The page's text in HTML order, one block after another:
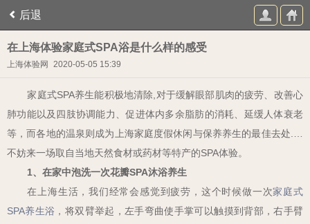
后退
在上海体验家庭式SPA浴是什么样的感受
上海体验网 2020-05-05 15:39
家庭式SPA养生能积极地清除 对于缓解眼部肌肉的疲劳、改善心
肺功能以及四肢协调能力、促进体内多余脂肪的消耗、延缓人体衰老
等，而各地的温泉则成为上海家庭度假休闲与保养养生的最佳去处
不妨来一场取自当地天然食材或药材等特产的SPA体验。
1、在家中泡洗一次花瓣SPA沐浴养生
在上海生活，我们经常会感觉到疲劳，这个时候做一次家庭式
SPA养生浴 ，将双臂举起，左手弯曲使手掌可以触摸到背部，右手臂